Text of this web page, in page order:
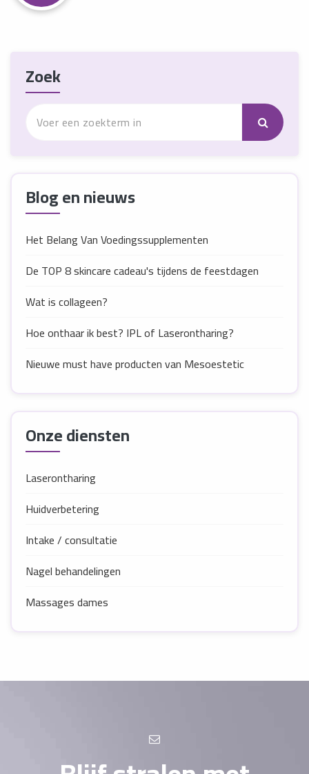
Zoek
Blog en nieuws
Het Belang Van Voedingssupplementen
De TOP 8 skincare cadeau's tijdens de feestdagen
Wat is collageen?
Hoe onthaar ik best? IPL of Laserontharing?
Nieuwe must have producten van Mesoestetic
Onze diensten
Laserontharing
Huidverbetering
Intake / consultatie
Nagel behandelingen
Massages dames